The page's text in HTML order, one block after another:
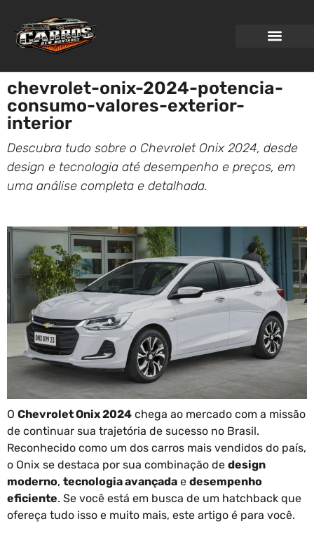
chevrolet-onix-2024-potencia-
consumo-valores-exterior-
interior
Descubra tudo sobre o Chevrolet Onix 2024, desde
design e tecnologia até desempenho e preços, em
uma análise completa e detalhada.
O Chevrolet Onix 2024 chega ao mercado com a missão
de continuar sua trajetória de sucesso no Brasil.
Reconhecido como um dos carros mais vendidos do país,
o Onix se destaca por sua combinação de design
moderno, tecnologia avançada e desempenho
eficiente. Se você está em busca de um hatchback que
ofereça tudo isso e muito mais, este artigo é para você.